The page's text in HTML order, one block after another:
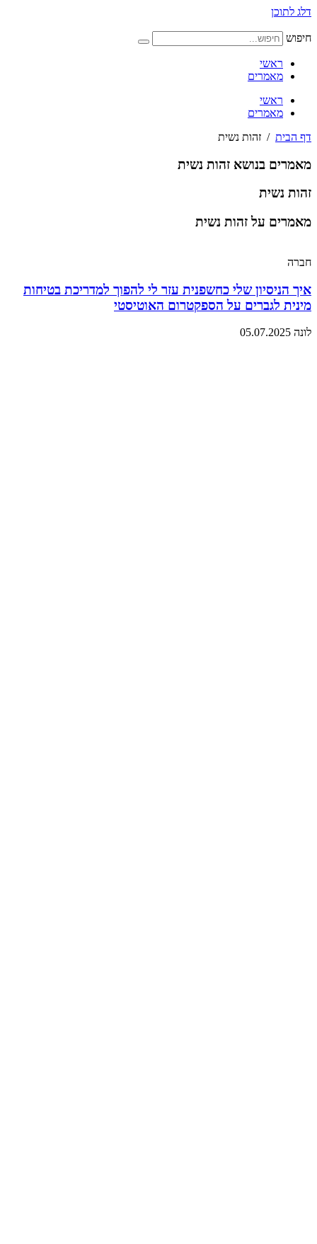
דלג לתוכן
חיפוש
ראשי
מאמרים
ראשי
מאמרים
דף הבית / זהות נשית
מאמרים בנושא זהות נשית
זהות נשית
מאמרים על זהות נשית
חברה
איך הניסיון שלי כחשפנית עזר לי להפוך למדריכת בטיחות
מינית לגברים על הספקטרום האוטיסטי
לונה 05.07.2025